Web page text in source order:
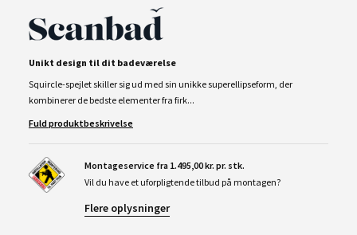
Unikt design til dit badeværelse
Squircle-spejlet skiller sig ud med sin unikke superellipseform, der
kombinerer de bedste elementer fra firk...
Fuld produktbeskrivelse
Montageservice fra 1.495,00 kr. pr. stk.
Vil du have et uforpligtende tilbud på montagen?
Flere oplysninger